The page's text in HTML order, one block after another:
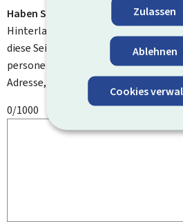
Zulassen
Ablehnen
Cookies
Haben Sie Verbesserungsvorschläge?
Hinterlassen Sie uns einen
diese Seite zu verbessern. Bitte geben
personenbezogenen Daten an, wie
Adresse, Ihren Namen oder Ihre
0/1000